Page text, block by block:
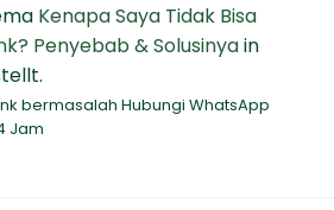
Kenapa Saya Tidak Bisa
Penyebab & Solusinyain
bermasalah Hubungi WhatsApp
Jam